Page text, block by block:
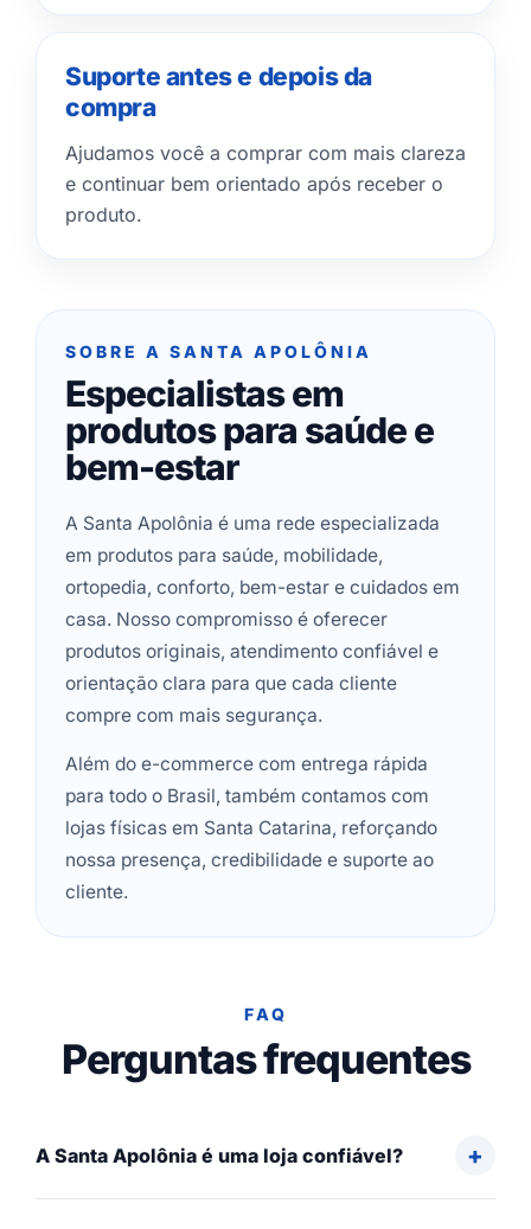
Suporte antes e depois da
compra
Ajudamos você a comprar com mais clareza
e continuar bem orientado após receber o
produto.
SOBRE A SANTA APOLÔNIA
Especialistas em
produtos para saúde e
bem-estar
A Santa Apolônia é uma rede especializada
em produtos para saúde, mobilidade,
ortopedia, conforto, bem-estar e cuidados em
casa. Nosso compromisso é oferecer
produtos originais, atendimento confiável e
orientação clara para que cada cliente
compre com mais segurança.
Além do e-commerce com entrega rápida
para todo o Brasil, também contamos com
lojas físicas em Santa Catarina, reforçando
nossa presença, credibilidade e suporte ao
cliente.
FAQ
Perguntas frequentes
A Santa Apolônia é uma loja confiável?